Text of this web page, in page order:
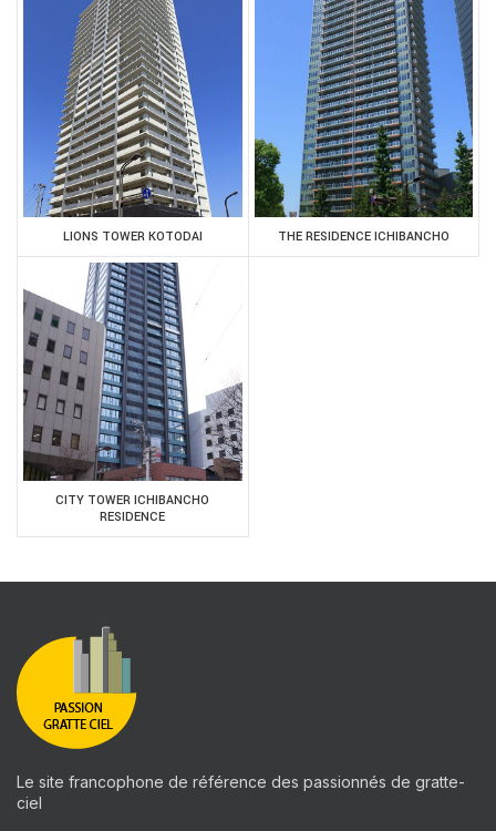
LIONS TOWER KOTODAI THE RESIDENCE ICHIBANCHO
CITY TOWER ICHIBANCHO
RESIDENCE
Le site francophone de référence des passionnés de gratte-
ciel